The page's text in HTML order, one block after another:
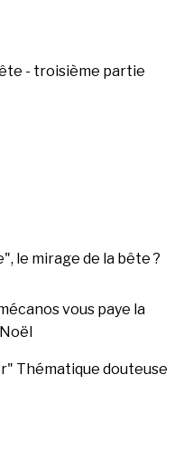
- troisième partie
le mirage de la bête ?
vous paye la
Thématique douteuse